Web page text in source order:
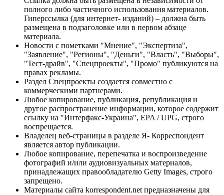
полного либо частичного использования материалов.
Гиперссылка (для интернет- изданий) – должна быть
размещена в подзаголовке или в первом абзаце
материала.
Новости с пометками "Мнение", "Экспертиза",
"Заявление", "Регионы", "Деньги", "Власть", "Выборы",
"Тест-драйв", "Спецпроекты", "Промо" публикуются на
правах рекламы.
Раздел Спецпроекты создается совместно с
коммерческими партнерами.
Любое копирование, публикация, републикация и
другое распространение информации, которое содержит
ссылку на "Интерфакс-Украина", EPA / UPG, строго
воспрещается.
Владелец веб-страницы в разделе Я- Корреспондент
является автор публикации.
Любое копирование, перепечатка и воспроизведение
фотографий и/или аудиовизуальных материалов,
принадлежащих правообладателю Getty Images, строго
запрещено.
Материалы сайта korrespondent.net предназначены для